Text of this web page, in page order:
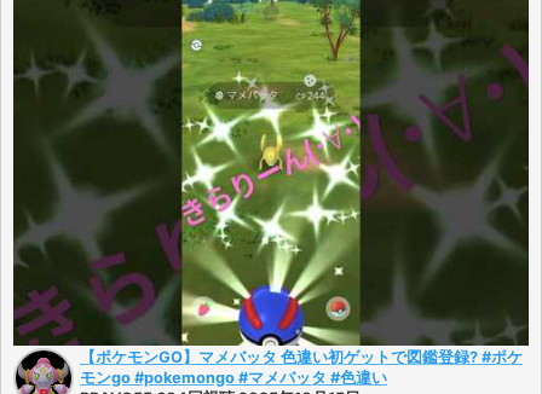
【ポケモンGO】マメバッタ 色違い初ゲットで図鑑登録? #ポケ
モンgo #pokemongo #マメバッタ #色違い